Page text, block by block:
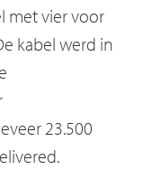
met vier voor
kabel werd in
23.500